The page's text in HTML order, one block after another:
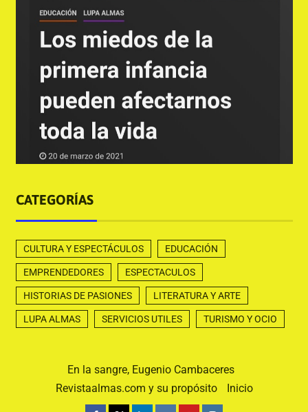
CATEGORÍAS
CULTURA Y ESPECTÁCULOS EDUCACIÓN
EMPRENDEDORES ESPECTACULOS
HISTORIAS DE PASIONES LITERATURA Y ARTE
LUPA ALMAS SERVICIOS UTILES TURISMO Y OCIO
En la sangre, Eugenio Cambaceres
Revistaalmas.com y su propósito
Inicio